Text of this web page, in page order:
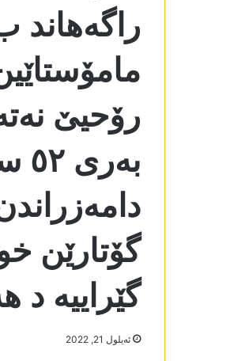
راگەھاند
رۆحیێ
گۆتارێن
گێراییە د
ئه‌یلول 21, 2022